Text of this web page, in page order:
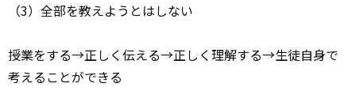
（3）全部を教えようとはしない
授業をする→正しく伝える→正しく理解する→生徒自身で
考えることができる